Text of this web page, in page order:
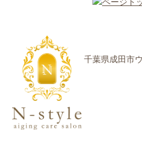
千葉県成田市